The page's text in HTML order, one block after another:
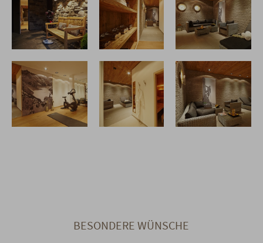
BESONDERE WÜNSCHE